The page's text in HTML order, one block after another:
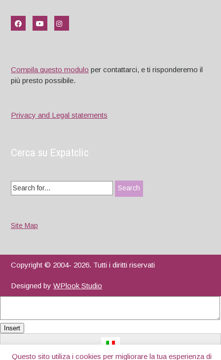
Compila questo modulo per contattarci, e ti risponderemo il
più presto possibile.
Privacy and Legal statements
Cerca su Expatclic
Search
for:
Site Map
Copyright © 2004- 2026. Tutti i diritti riservati
Designed byWPlook Studio
Questo sito utiliza i cookies per migliorare la tua esperienza di
Insert